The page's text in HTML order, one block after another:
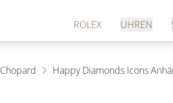
ROLEX UHREN
Chopard Happy Diamonds Icons